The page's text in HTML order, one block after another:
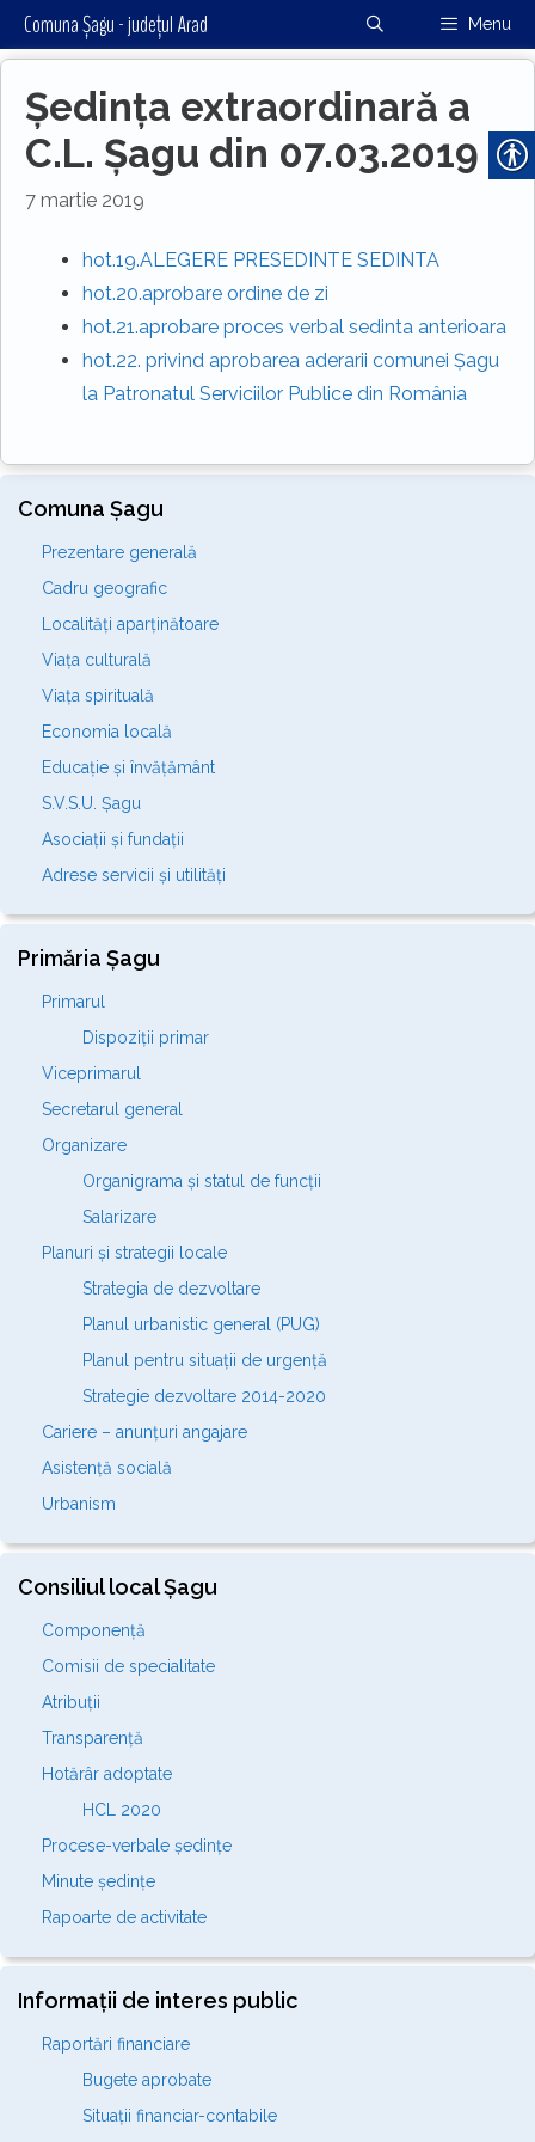
Sari
la
Comuna Șagu - județul Arad Menu
Ședința extraordinară a
C.L. Șagu din 07.03.2019
7 martie 2019
hot.19.ALEGERE PRESEDINTE SEDINTA
hot.20.aprobare ordine de zi
hot.21.aprobare proces verbal sedinta anterioara
hot.22. privind aprobarea aderarii comunei Șagu
la Patronatul Serviciilor Publice din România
Comuna Șagu
Prezentare generală
Cadru geografic
Localități aparținătoare
Viața culturală
Viața spirituală
Economia locală
Educație și învățământ
S.V.S.U. Șagu
Asociații și fundații
Adrese servicii și utilități
Primăria Șagu
Primarul
Dispoziții primar
Viceprimarul
Secretarul general
Organizare
Organigrama și statul de funcții
Salarizare
Planuri și strategii locale
Strategia de dezvoltare
Planul urbanistic general (PUG)
Planul pentru situații de urgență
Strategie dezvoltare 2014-2020
Cariere – anunțuri angajare
Asistență socială
Urbanism
Consiliul local Șagu
Componență
Comisii de specialitate
Atribuții
Transparență
Hotărâr adoptate
HCL 2020
Procese-verbale ședințe
Minute ședințe
Rapoarte de activitate
Informații de interes public
Raportări financiare
Bugete aprobate
Situații financiar-contabile